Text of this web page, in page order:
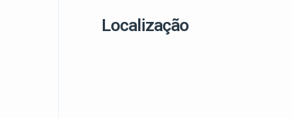
Localização